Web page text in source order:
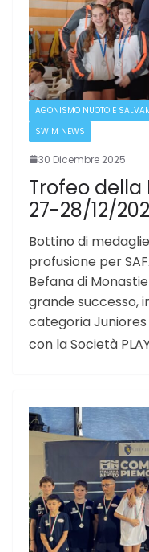
AGONISMO NUOTO E
SWIM NEWS
30 Dicembre 2025
Trofeo
27-28/12/
Bottino di
profusione per
Befana di
grande successo,
categoria
con la Società